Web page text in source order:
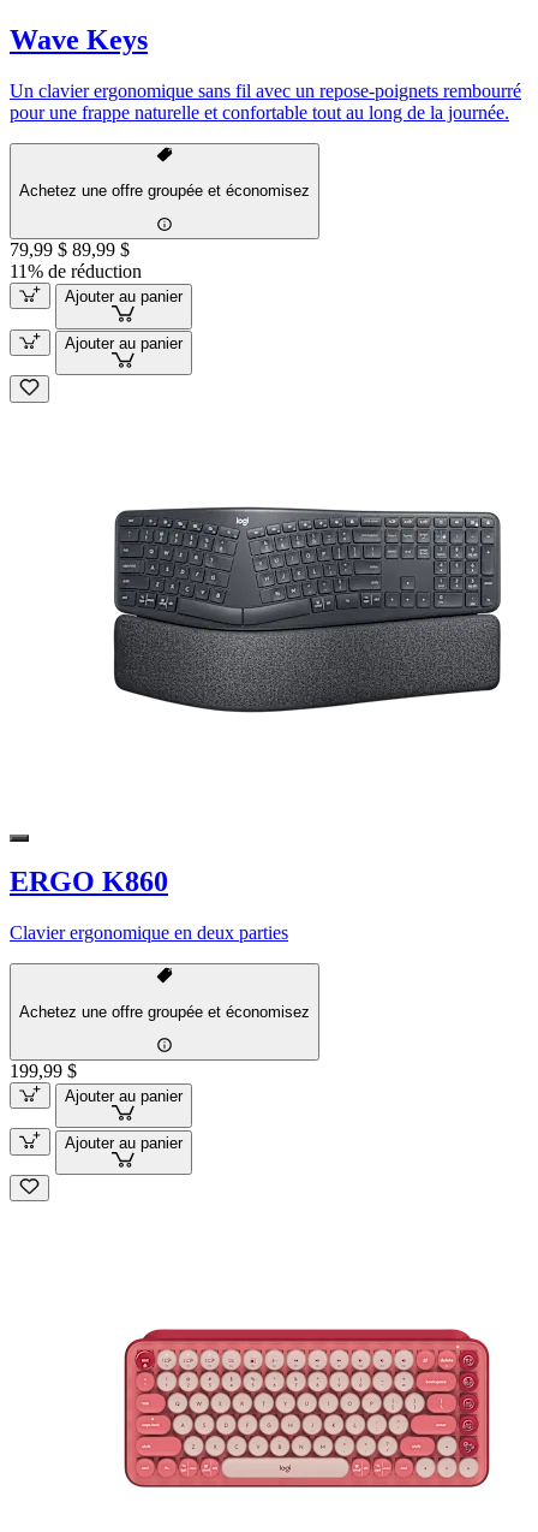
Wave Keys
Un clavier ergonomique sans fil avec un repose-poignets rembourré
pour une frappe naturelle et confortable tout au long de la journée.
Achetez une offre groupée et économisez
79,99 $ 89,99 $
11% de réduction
Ajouter au panier
Ajouter au panier
ERGO K860
Clavier ergonomique en deux parties
Achetez une offre groupée et économisez
199,99 $
Ajouter au panier
Ajouter au panier